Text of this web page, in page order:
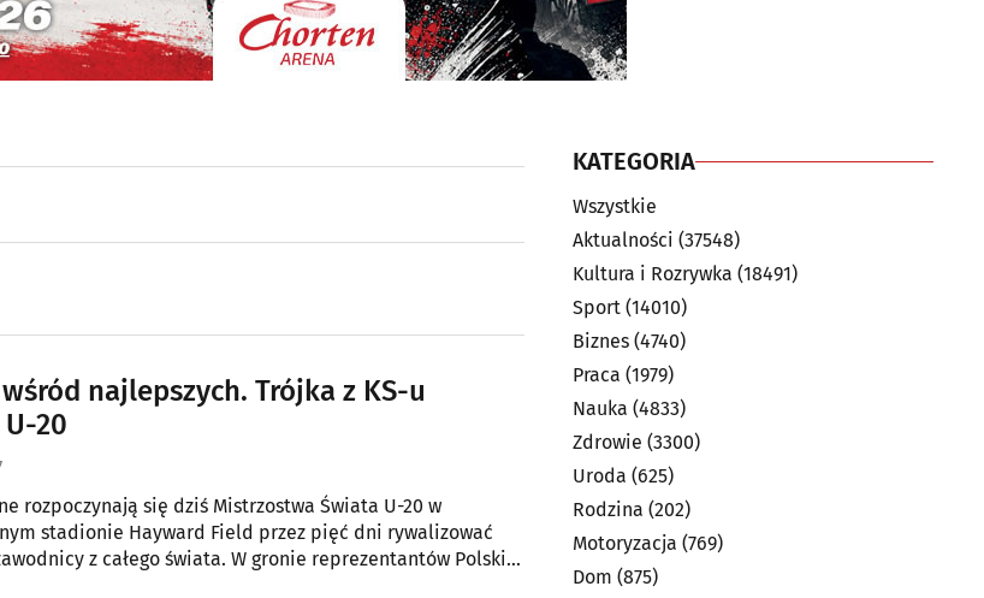
najlepszych. Trójka z KS-u
20
rozpoczynają się dziś Mistrzostwa Świata U-20 w
stadionie Hayward Field przez pięć dni rywalizować
z całego świata. W gronie reprezentantów Polski
KATEGORIA
Wszystkie
Aktualności (37548)
Kultura i Rozrywka (18491)
Sport (14010)
Biznes (4740)
Praca (1979)
Nauka (4833)
Zdrowie (3300)
Uroda (625)
Rodzina (202)
Motoryzacja (769)
Dom (875)